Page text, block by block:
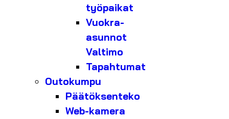
työpaikat
Vuokra-
asunnot
Valtimo
Tapahtumat
Outokumpu
Päätöksenteko
Web-kamera